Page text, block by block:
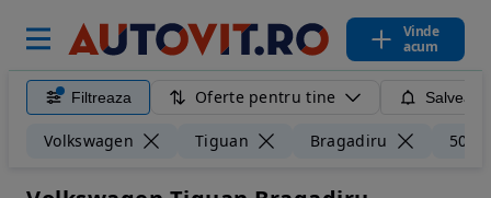
Vinde
acum
Filtreaza Oferte pentru tine
Volkswagen Tiguan Bragadiru 50